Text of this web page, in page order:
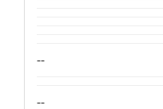
--
--